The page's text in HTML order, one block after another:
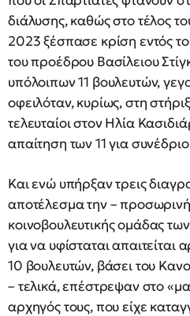
διάλυσης, καθώς στο τέλος
2023 ξέσπασε κρίση εντός
του προέδρου Βασίλειου
υπόλοιπων 11 βουλευτών,
οφειλόταν, κυρίως, στη
τελευταίοι στον Ηλία
απαίτηση των 11 για
Και ενώ υπήρξαν τρεις
αποτέλεσμα την –
κοινοβουλευτικής ομάδας
για να υφίσταται απαιτείται
10 βουλευτών, βάσει του
– τελικά, επέστρεψαν στο
αρχηγός τους, που είχε